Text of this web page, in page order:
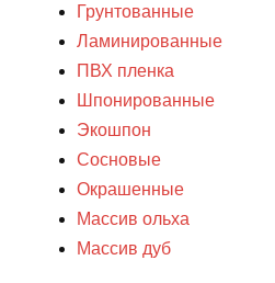
Грунтованные
Ламинированные
ПВХ пленка
Шпонированные
Экошпон
Сосновые
Окрашенные
Массив ольха
Массив дуб